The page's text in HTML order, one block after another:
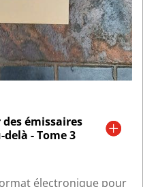
émissaires
- Tome 3
électronique pour